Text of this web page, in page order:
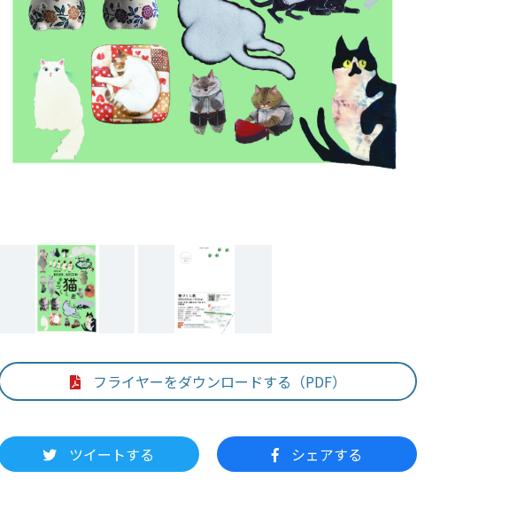
フライヤーをダウンロードする（PDF）
ツイートする シェアする